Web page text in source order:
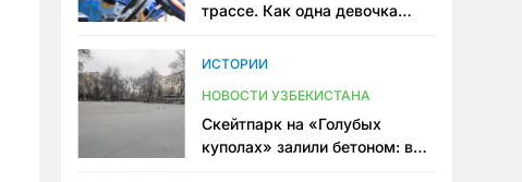
трассе. Как одна девочка
Узбекистане
ИСТОРИИ
НОВОСТИ УЗБЕКИСТАНА
Скейтпарк на «Голубых
куполах» залили бетоном: в